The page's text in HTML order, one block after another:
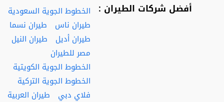
أفضل شركات الطيران :
الخطوط الجوية السعودية
طيران ناس
طيران نسما
طيران أديل
طيران النيل
مصر للطيران
الخطوط الجوية الكويتية
الخطوط الجوية التركية
فلاي دبي
طيران العربية